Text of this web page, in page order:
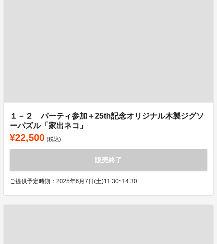
１－２ パーティ参加＋25th記念オリジナル木製ジグソ
ーパズル「家出ネコ」
¥22,500 (税込)
販売終了
ご提供予定時期：2025年6月7日(土)11:30~14:30